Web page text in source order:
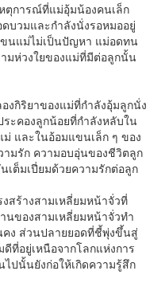
ตุการณ์ที่แม่อุ้มน้องคนเล็ก
บวมและกำลังนั่งรอหมออยู่
ขนแม่ไม่เป็นปัญหา แม่อดทน
มห่วงใยของแม่ที่มีต่อลูกนั้น
งกิริยาของแม่ที่กำลังอุ้มลูกนั่ง
ะคองลูกน้อยที่กำลังหลับใน
และในอ้อมแขนเล็ก ๆ ของ
ามรัก ความอบอุ่นของชีวิตลูก
ต็มเปี่ยมด้วยความรักต่อลูก
สร้างสามเหลี่ยมหน้าจั่วที่
นของสามเหลี่ยมหน้าจั่วทำ
ง ส่วนปลายยอดที่ชี้พุ่งขึ้นสู่
ที่อยู่เหนือจากโลกแห่งการ
ปนั้นยังก่อให้เกิดความรู้สึก